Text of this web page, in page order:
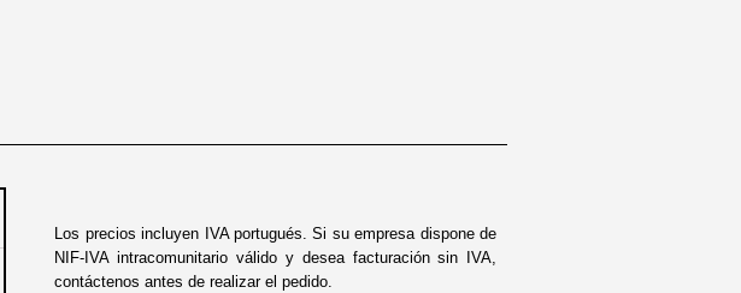
Los precios incluyen IVA portugués. Si su empresa dispone de
NIF-IVA intracomunitario válido y desea facturación sin IVA,
contáctenos antes de realizar el pedido.